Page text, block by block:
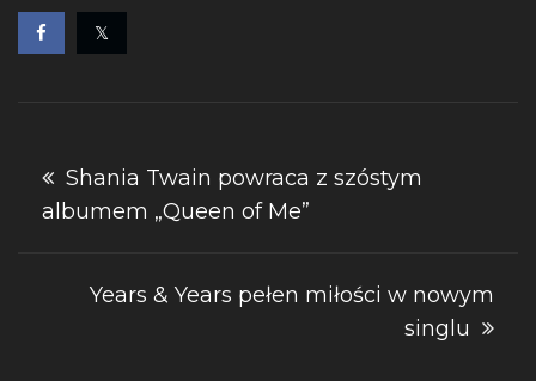
Nawigacja
wpisu
Shania Twain powraca z szóstym
albumem „Queen of Me”
Years & Years pełen miłości w nowym
singlu